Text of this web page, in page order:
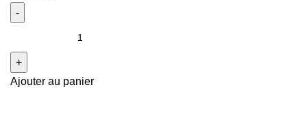
Ajouter au panier